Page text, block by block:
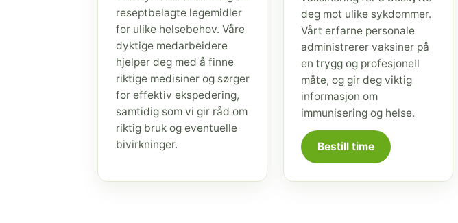
reseptbelagte legemidler
for ulike helsebehov. Våre
dyktige medarbeidere
hjelper deg med å finne
riktige medisiner og sørger
for effektiv ekspedering,
samtidig som vi gir råd om
riktig bruk og eventuelle
bivirkninger.
deg mot ulike sykdommer.
Vårt erfarne personale
administrerer vaksiner på
en trygg og profesjonell
måte, og gir deg viktig
informasjon om
immunisering og helse.
Bestill time